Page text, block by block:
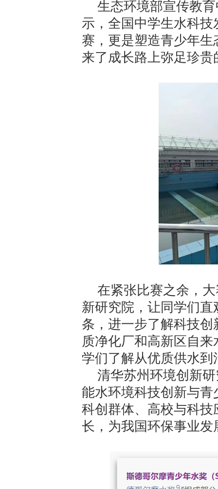
生态环境部宣传教
示，全国中学生水科
赛，更是塑造青少年
来了成长路上弥足珍
在紧张比赛之余，
新研究院，让同学们
条，进一步了解科技创
质净化厂和高新区自
学们了解从优质供水
清华苏州环境创新
能水环境科技创新与
科创群体、高校与科
长，为我国环保事业